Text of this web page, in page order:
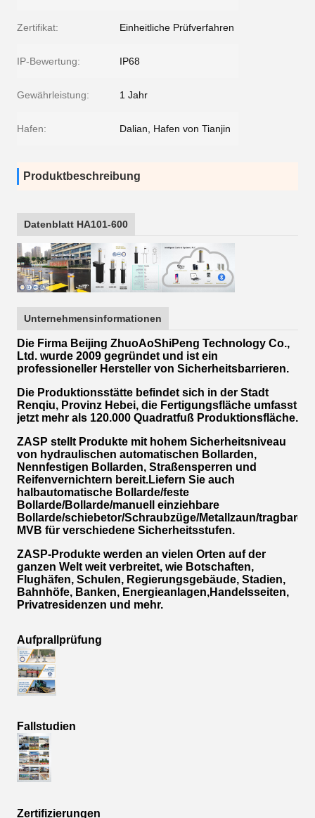
Zertifikat: Einheitliche Prüfverfahren
IP-Bewertung: IP68
Gewährleistung: 1 Jahr
Hafen: Dalian, Hafen von Tianjin
Produktbeschreibung
Datenblatt HA101-600
Unternehmensinformationen
Die Firma Beijing ZhuoAoShiPeng Technology Co.,
Ltd. wurde 2009 gegründet und ist ein
professioneller Hersteller von Sicherheitsbarrieren.
Die Produktionsstätte befindet sich in der Stadt
Renqiu, Provinz Hebei, die Fertigungsfläche umfasst
jetzt mehr als 120.000 Quadratfuß Produktionsfläche.
ZASP stellt Produkte mit hohem Sicherheitsniveau
von hydraulischen automatischen Bollarden,
Nennfestigen Bollarden, Straßensperren und
Reifenvernichtern bereit.Liefern Sie auch
halbautomatische Bollarde/feste
Bollarde/Bollarde/manuell einziehbare
Bollarde/schiebetor/Schraubzüge/Metallzaun/tragbare
MVB für verschiedene Sicherheitsstufen.
ZASP-Produkte werden an vielen Orten auf der
ganzen Welt weit verbreitet, wie Botschaften,
Flughäfen, Schulen, Regierungsgebäude, Stadien,
Bahnhöfe, Banken, Energieanlagen,Handelsseiten,
Privatresidenzen und mehr.
Aufprallprüfung
Fallstudien
Zertifizierungen